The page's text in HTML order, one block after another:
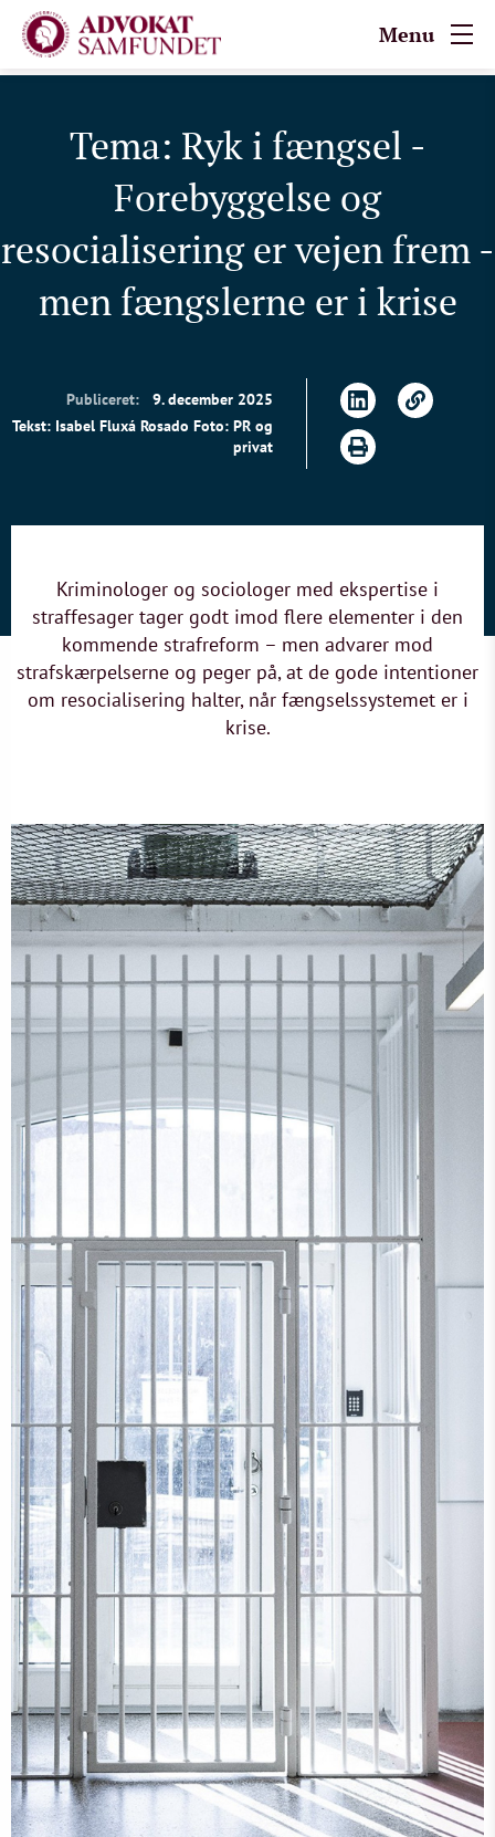
Menu
Tema: Ryk i fængsel -
Forebyggelse og
resocialisering er vejen frem -
men fængslerne er i krise
Publiceret:
9. december 2025
Tekst: Isabel Fluxá Rosado Foto: PR og
privat
Kriminologer og sociologer med ekspertise i
straffesager tager godt imod flere elementer i den
kommende strafreform – men advarer mod
strafskærpelserne og peger på, at de gode intentioner
om resocialisering halter, når fængselssystemet er i
krise.